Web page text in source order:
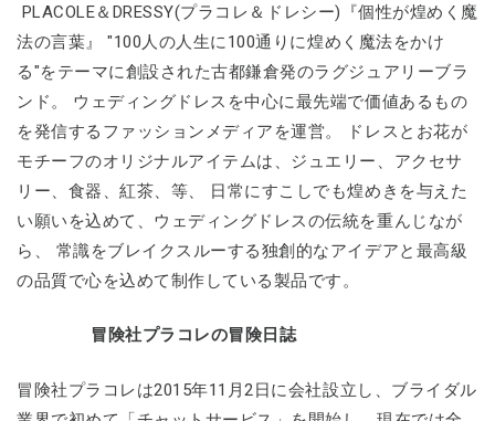
PLACOLE＆DRESSY(プラコレ＆ドレシー)『個性が煌めく魔
法の言葉』 "100人の人生に100通りに煌めく魔法をかけ
る"をテーマに創設された古都鎌倉発のラグジュアリーブラ
ンド。 ウェディングドレスを中心に最先端で価値あるもの
を発信するファッションメディアを運営。 ドレスとお花が
モチーフのオリジナルアイテムは、ジュエリー、アクセサ
リー、食器、紅茶、等、 日常にすこしでも煌めきを与えた
い願いを込めて、ウェディングドレスの伝統を重んじなが
ら、 常識をブレイクスルーする独創的なアイデアと最高級
の品質で心を込めて制作している製品です。
冒険社プラコレの冒険日誌
冒険社プラコレは2015年11月2日に会社設立し、ブライダル